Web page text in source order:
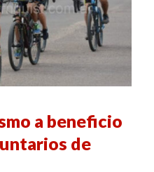
a beneficio
de